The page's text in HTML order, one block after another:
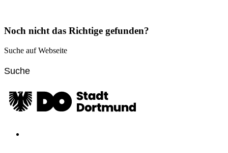
Noch nicht das Richtige gefunden?
Suche auf Webseite